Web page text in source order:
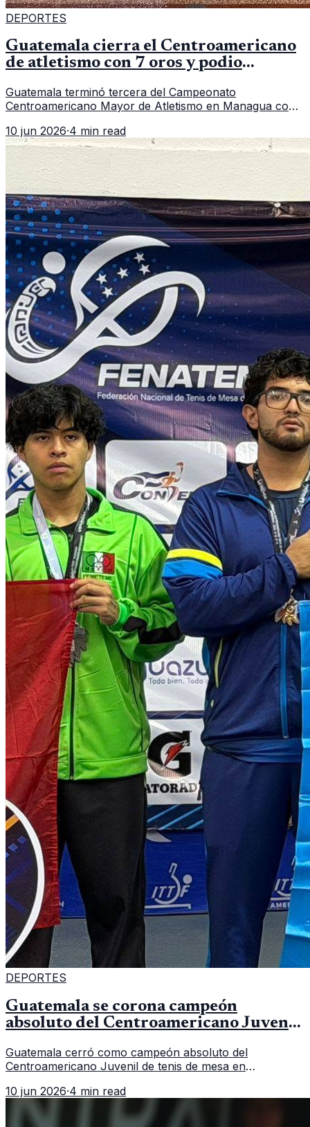
DEPORTES
Guatemala cierra el Centroamericano
de atletismo con 7 oros y podio
Guatemala terminó tercera del Campeonato
Centroamericano Mayor de Atletismo en Managua con
de CDAG.
10 jun 2026·4 min read
DEPORTES
Guatemala se corona campeón
absoluto del Centroamericano Juvenil
Guatemala cerró como campeón absoluto del
Centroamericano Juvenil de tenis de mesa en
cobertura oficial difundida por CDAG.
10 jun 2026·4 min read